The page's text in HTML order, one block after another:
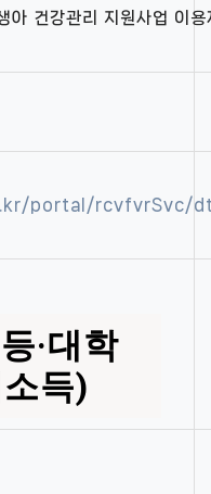
아 건강관리 지원사업 이
portal/rcvfvrSvc/
·대학
득)